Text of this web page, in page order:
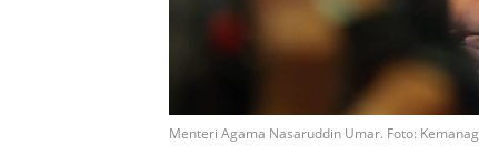
Menteri Agama Nasaruddin Umar. Foto: Kemanag